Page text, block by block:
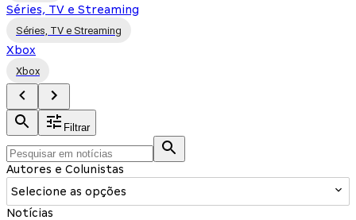
Séries, TV e Streaming
Séries, TV e Streaming
Xbox
Xbox
Filtrar
Autores e Colunistas
Selecione as opções
Notícias